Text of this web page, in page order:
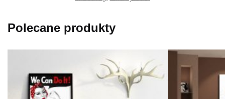
Polecane produkty